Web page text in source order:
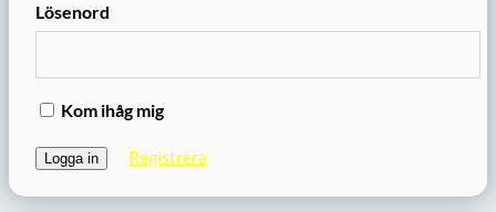
Lösenord
Kom ihåg mig
Registrera